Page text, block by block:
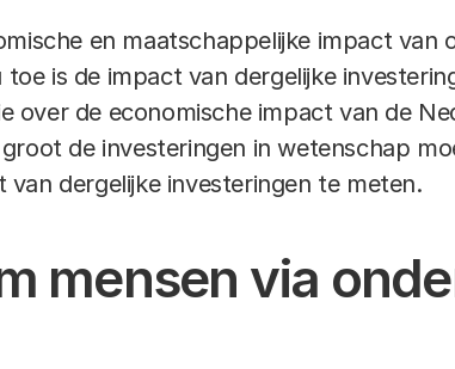
en maatschappelijke impact van
is de impact van dergelijke
over de economische impact van de
de investeringen in wetenschap
dergelijke investeringen te meten.
mensen via